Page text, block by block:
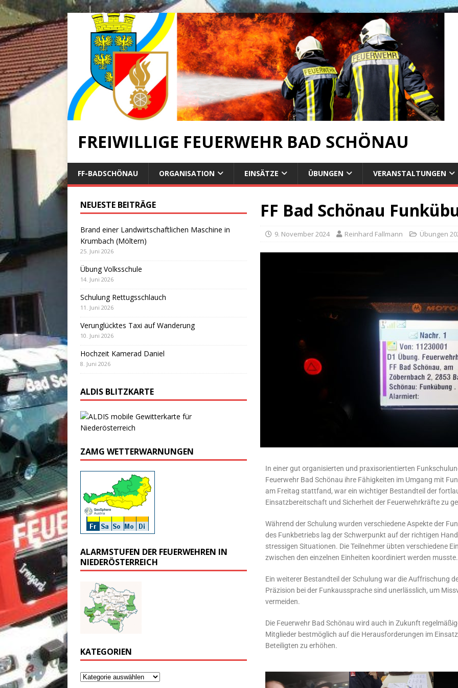
FREIWILLIGE FEUERWEHR BAD SCHÖNAU
FF-BADSCHÖNAU ORGANISATION EINSÄTZE ÜBUNGEN VERANSTALTUNGEN
FF Bad Schönau
9. November 2024 Reinhard Fallmann Übungen
In einer gut organisierten und praxisorientierten
Feuerwehr Bad Schönau ihre Fähigkeiten im Umgang mit
am Freitag stattfand, war ein wichtiger Bestandteil der
Einsatzbereitschaft und Sicherheit der Feuerwehrkräfte zu
Während der Schulung wurden verschiedene Aspekte der
des Funkbetriebs lag der Schwerpunkt auf der richtigen
stressigen Situationen. Die Teilnehmer übten verschiedene
zwischen den einzelnen Einheiten koordiniert werden musste.
Ein weiterer Bestandteil der Schulung war die Auffrischung
Präzision bei der Funkaussprache sind unerlässlich, um
vermeiden.
Die Feuerwehr Bad Schönau wird auch in Zukunft
Mitglieder bestmöglich auf die Herausforderungen im
Beteiligten zu erhöhen.
NEUESTE BEITRÄGE
Brand einer Landwirtschaftlichen Maschine in
Krumbach (Möltern)
25. Juni 2026
Übung Volksschule
14. Juni 2026
Schulung Rettugsschlauch
11. Juni 2026
Verunglücktes Taxi auf Wanderung
10. Juni 2026
Hochzeit Kamerad Daniel
8. Juni 2026
ALDIS BLITZKARTE
ZAMG WETTERWARNUNGEN
ALARMSTUFEN DER FEUERWEHREN IN
NIEDERÖSTERREICH
KATEGORIEN